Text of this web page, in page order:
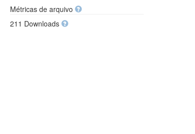
Métricas de arquivo
211 Downloads